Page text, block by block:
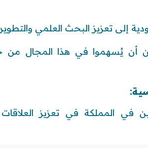
إلى تعزيز البحث العلمي
أن يُسهموا في هذا المجال من
في المملكة في تعزيز العلاقات